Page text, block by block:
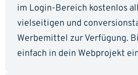
im Login-Bereich kostenlos
vielseitigen und
Werbemittel zur Verfügung.
einfach in dein Webprojekt